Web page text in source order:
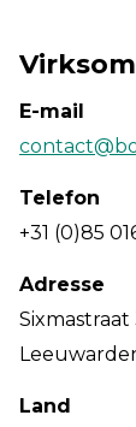
E-mail
Telefon
+31 (0)85
Adresse
Sixmastraat
Land